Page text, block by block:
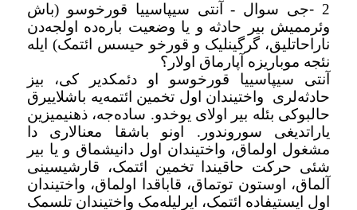
2
-جی سوال - آنتی سیپاسییا قورخوسو (باش
وئرممیش بیر حادثه و یا وضعیت باره‌ده اولجه‌دن
ناراحاتلیق، گرگینلیک و قورخو حیسس ائتمک) ایله
نئجه موباریزه آپارماق اولار؟
آنتی سیپاسییا قورخوسو او دئمکدیر کی، بیز
حادثه‌لری
واختیندان اول تخمین ائتمه‌یه باشلاییرق
حالبوکی بئله بیر اولای یوخدو. ساده‌جه، ذهنیمیزین
یاراتدیغی سوروندور. اونو باشقا معنالاری دا
مشغول اولماق، واختیندان اول دانیشماق و یا بیر
شئی حرکت حاقیندا تخمین ائتمک، قارشیسینی
آلماق، اوستون توتماق، قاباقدا اولماق، واختیندان
اول ایستیفاده ائتمک، ایر‌لیله‌مک واختیندان تلسمک